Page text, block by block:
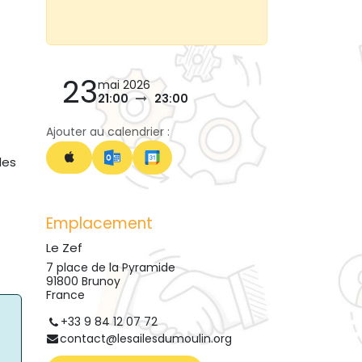
23mai 2026
21:00
23:00
Ajouter au calendrier :
Emplacement
Le Zef
7 place de la Pyramide
91800 Brunoy
France
+33 9 84 12 07 72
contact@lesailesdumoulin.org